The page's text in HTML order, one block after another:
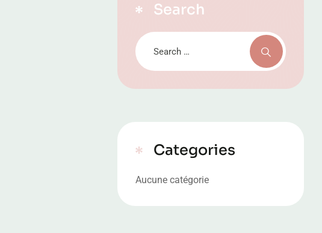
Search
Categories
Aucune catégorie